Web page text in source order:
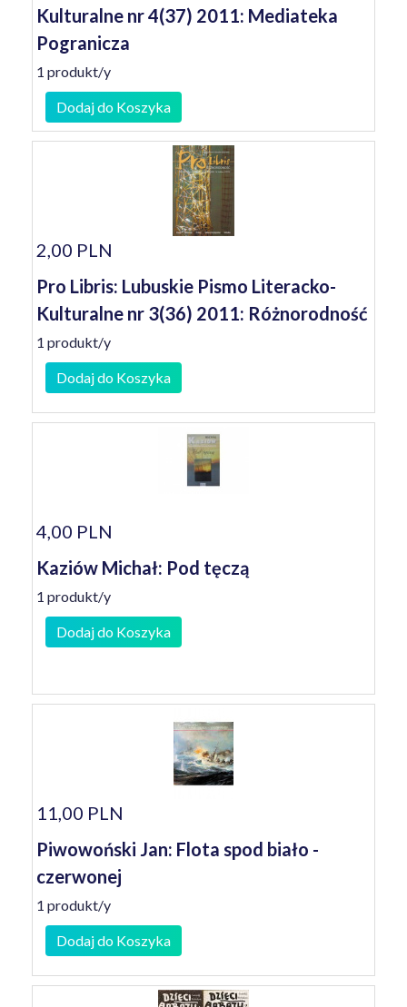
Kulturalne nr 4(37) 2011: Mediateka
Pogranicza
1 produkt/y
Dodaj do Koszyka
2,00 PLN
Pro Libris: Lubuskie Pismo Literacko-
Kulturalne nr 3(36) 2011: Różnorodność
1 produkt/y
Dodaj do Koszyka
4,00 PLN
Kaziów Michał: Pod tęczą
1 produkt/y
Dodaj do Koszyka
11,00 PLN
Piwowoński Jan: Flota spod biało -
czerwonej
1 produkt/y
Dodaj do Koszyka